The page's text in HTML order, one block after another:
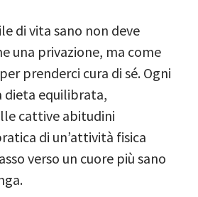
di vita sano non deve
una privazione, ma come
prenderci cura di sé. Ogni
dieta equilibrata,
cattive abitudini
di un’attività fisica
verso un cuore più sano